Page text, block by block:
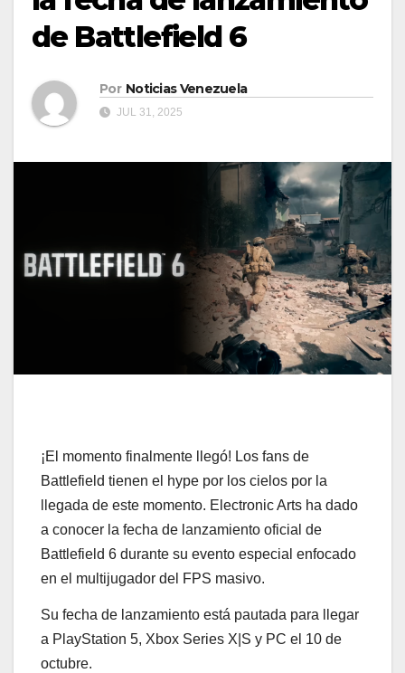
de Battlefield 6
Por Noticias Venezuela
JUL 31, 2025
¡El momento finalmente llegó! Los fans de
Battlefield tienen el hype por los cielos por la
llegada de este momento. Electronic Arts ha dado
a conocer la fecha de lanzamiento oficial de
Battlefield 6 durante su evento especial enfocado
en el multijugador del FPS masivo.
Su fecha de lanzamiento está pautada para llegar
a PlayStation 5, Xbox Series X|S y PC el 10 de
octubre.